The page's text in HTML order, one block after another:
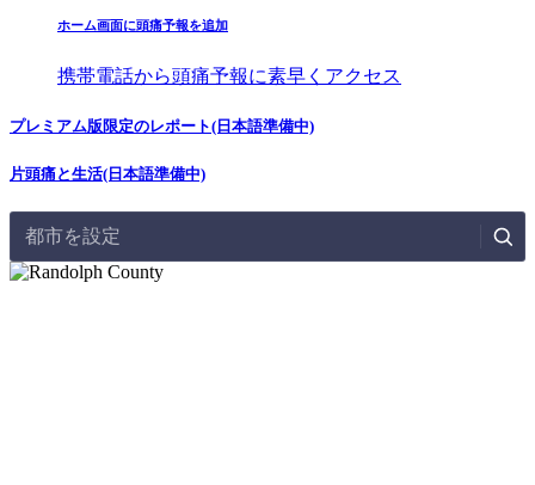
ホーム画面に頭痛予報を追加
携帯電話から頭痛予報に素早くアクセス
プレミアム版限定のレポート(日本語準備中)
片頭痛と生活(日本語準備中)
都市を設定